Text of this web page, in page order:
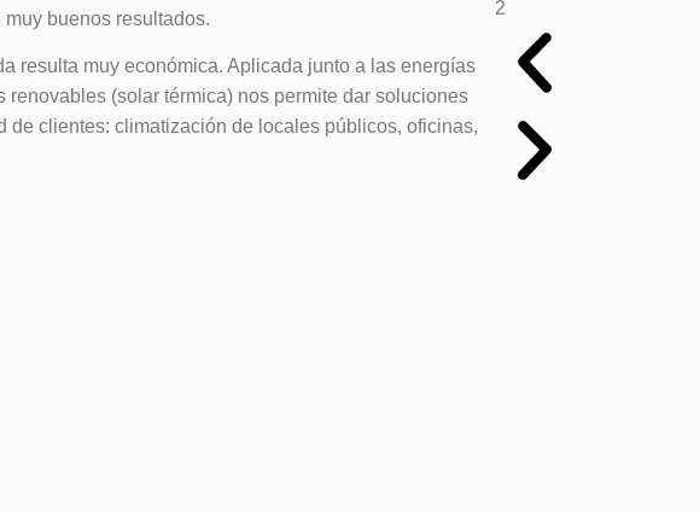
buenos resultados.
resulta muy económica. Aplicada junto a las energías
(solar térmica) nos permite dar soluciones
de clientes: climatización de locales públicos, oficinas,